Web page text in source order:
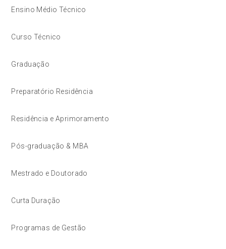
Ensino Médio Técnico
Curso Técnico
Graduação
Preparatório Residência
Residência e Aprimoramento
Pós-graduação & MBA
Mestrado e Doutorado
Curta Duração
Programas de Gestão